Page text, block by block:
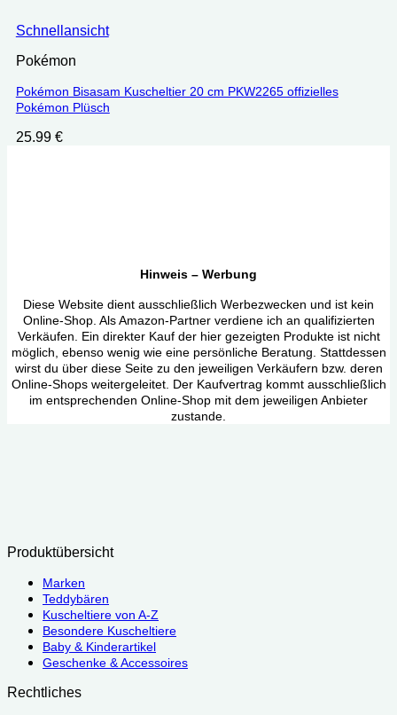
Schnellansicht
Pokémon
Pokémon Bisasam Kuscheltier 20 cm PKW2265 offizielles
Pokémon Plüsch
25.99 €
Hinweis – Werbung
Diese Website dient ausschließlich Werbezwecken und ist kein
Online-Shop. Als Amazon-Partner verdiene ich an qualifizierten
Verkäufen. Ein direkter Kauf der hier gezeigten Produkte ist nicht
möglich, ebenso wenig wie eine persönliche Beratung. Stattdessen
wirst du über diese Seite zu den jeweiligen Verkäufern bzw. deren
Online-Shops weitergeleitet. Der Kaufvertrag kommt ausschließlich
im entsprechenden Online-Shop mit dem jeweiligen Anbieter
zustande.
Produktübersicht
Marken
Teddybären
Kuscheltiere von A-Z
Besondere Kuscheltiere
Baby & Kinderartikel
Geschenke & Accessoires
Rechtliches